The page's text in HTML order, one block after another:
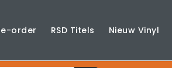
order RSD Titels Nieuw Vinyl